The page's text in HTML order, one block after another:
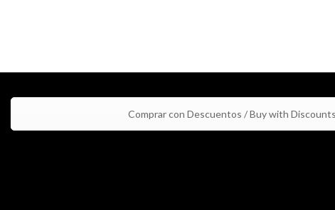
Comprar con Descuentos / Buy with Discounts